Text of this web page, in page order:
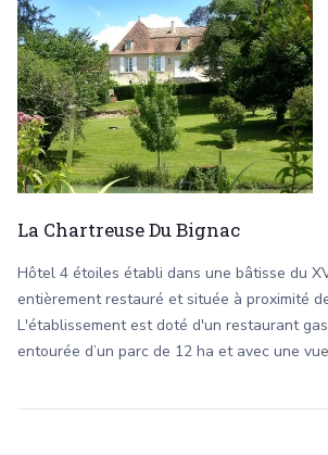
La Chartreuse Du Bignac
Hôtel 4 étoiles établi dans une bâtisse du
entièrement restauré et située à proximité
L'établissement est doté d'un restaurant
entourée d’un parc de 12 ha et avec une